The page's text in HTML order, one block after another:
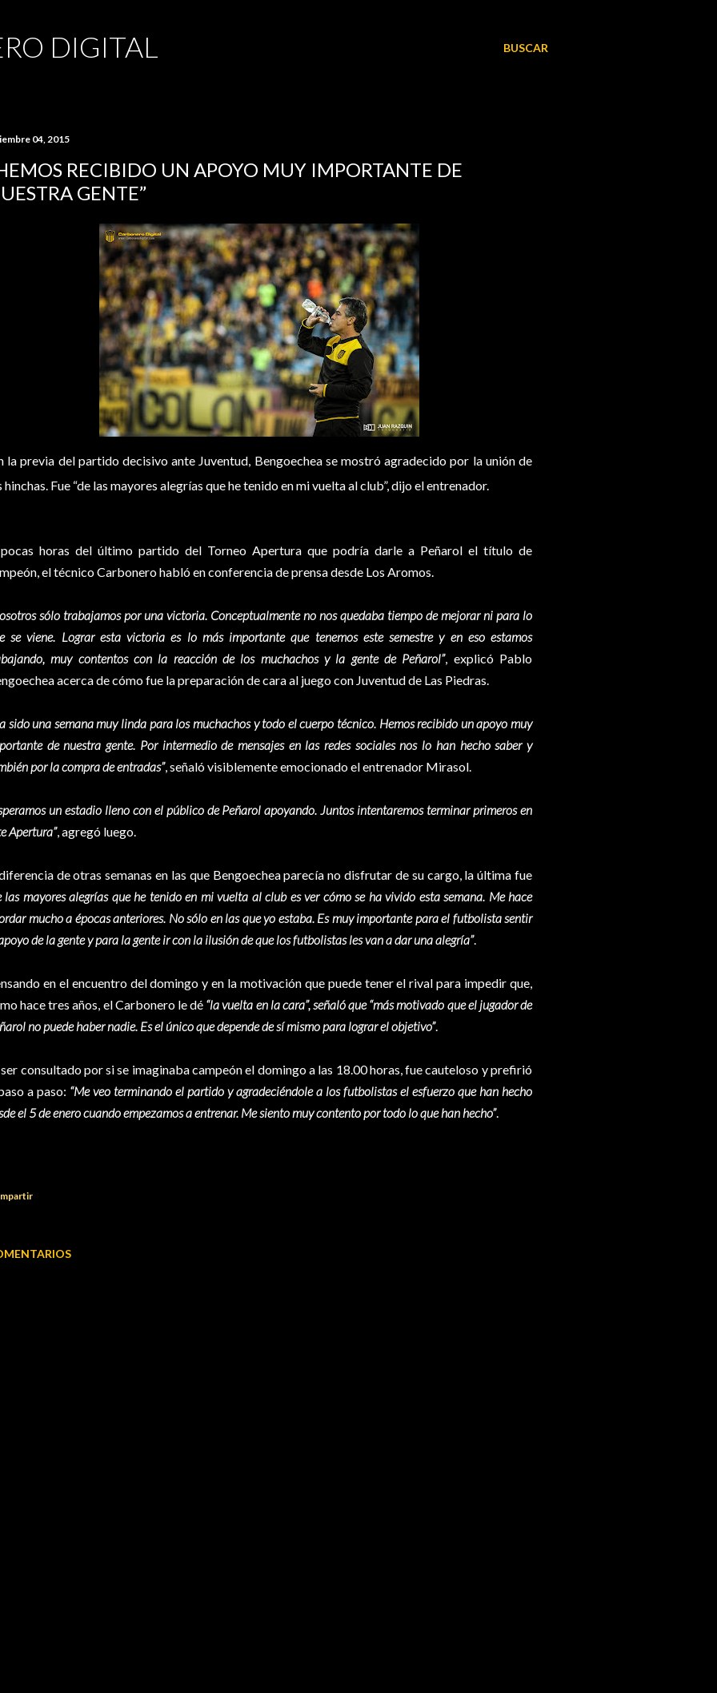
BUSCAR
DIGITAL
04, 2015
RECIBIDO UN APOYO MUY IMPORTANTE DE
GENTE”
la previa del partido decisivo ante Juventud, Bengoechea se mostró agradecido por la unión de
hinchas. Fue “de las mayores alegrías que he tenido en mi vuelta al club”, dijo el entrenador.
horas del último partido del Torneo Apertura que podría darle a Peñarol el título de
el técnico Carbonero habló en conferencia de prensa desde Los Aromos.
sólo trabajamos por una victoria. Conceptualmente no nos quedaba tiempo de mejorar ni para lo
se viene. Lograr esta victoria es lo más importante que tenemos este semestre y en eso estamos
muy contentos con la reacción de los muchachos y la gente de Peñarol”, explicó Pablo
acerca de cómo fue la preparación de cara al juego con Juventud de Las Piedras.
sido una semana muy linda para los muchachos y todo el cuerpo técnico. Hemos recibido un apoyo muy
de nuestra gente. Por intermedio de mensajes en las redes sociales nos lo han hecho saber y
por la compra de entradas”, señaló visiblemente emocionado el entrenador Mirasol.
un estadio lleno con el público de Peñarol apoyando. Juntos intentaremos terminar primeros en
Apertura”, agregó luego.
de otras semanas en las que Bengoechea parecía no disfrutar de su cargo, la última fue
las mayores alegrías que he tenido en mi vuelta al club es ver cómo se ha vivido esta semana. Me hace
mucho a épocas anteriores. No sólo en las que yo estaba. Es muy importante para el futbolista sentir
de la gente y para la gente ir con la ilusión de que los futbolistas les van a dar una alegría”.
en el encuentro del domingo y en la motivación que puede tener el rival para impedir que,
hace tres años, el Carbonero le dé “la vuelta en la cara”, señaló que “más motivado que el jugador de
no puede haber nadie. Es el único que depende de sí mismo para lograr el objetivo”.
consultado por si se imaginaba campeón el domingo a las 18.00 horas, fue cauteloso y prefirió
a paso: “Me veo terminando el partido y agradeciéndole a los futbolistas el esfuerzo que han hecho
el 5 de enero cuando empezamos a entrenar. Me siento muy contento por todo lo que han hecho”.